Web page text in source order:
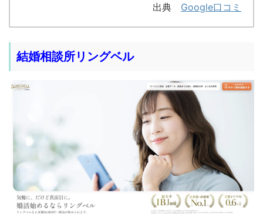
出典 Google口コミ
結婚相談所リングベル